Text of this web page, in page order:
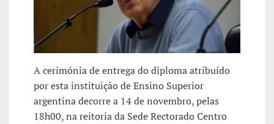
A cerimónia de entrega do diploma atribuído
por esta instituição de Ensino Superior
argentina decorre a 14 de novembro, pelas
18h00, na reitoria da Sede Rectorado Centro